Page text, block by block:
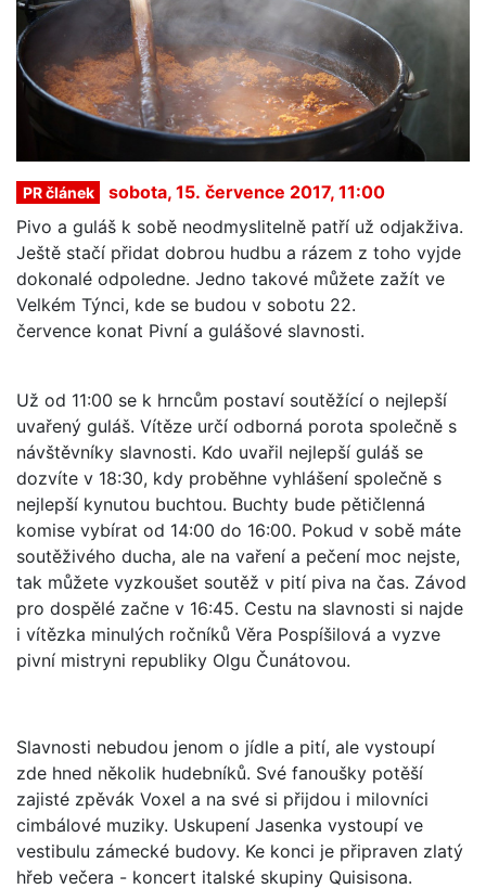
PR článek
sobota, 15. července 2017, 11:00
Pivo a guláš k sobě neodmyslitelně patří už odjakživa.
Ještě stačí přidat dobrou hudbu a rázem z toho vyjde
dokonalé odpoledne. Jedno takové můžete zažít ve
Velkém Týnci, kde se budou v sobotu 22.
července konat Pivní a gulášové slavnosti.
Už od 11:00 se k hrncům postaví soutěžící o nejlepší
uvařený guláš. Vítěze určí odborná porota společně s
návštěvníky slavnosti. Kdo uvařil nejlepší guláš se
dozvíte v 18:30, kdy proběhne vyhlášení společně s
nejlepší kynutou buchtou. Buchty bude pětičlenná
komise vybírat od 14:00 do 16:00. Pokud v sobě máte
soutěživého ducha, ale na vaření a pečení moc nejste,
tak můžete vyzkoušet soutěž v pití piva na čas. Závod
pro dospělé začne v 16:45. Cestu na slavnosti si najde
i vítězka minulých ročníků Věra Pospíšilová a vyzve
pivní mistryni republiky Olgu Čunátovou.
Slavnosti nebudou jenom o jídle a pití, ale vystoupí
zde hned několik hudebníků. Své fanoušky potěší
zajisté zpěvák Voxel a na své si přijdou i milovníci
cimbálové muziky. Uskupení Jasenka vystoupí ve
vestibulu zámecké budovy. Ke konci je připraven zlatý
hřeb večera - koncert italské skupiny Quisisona.